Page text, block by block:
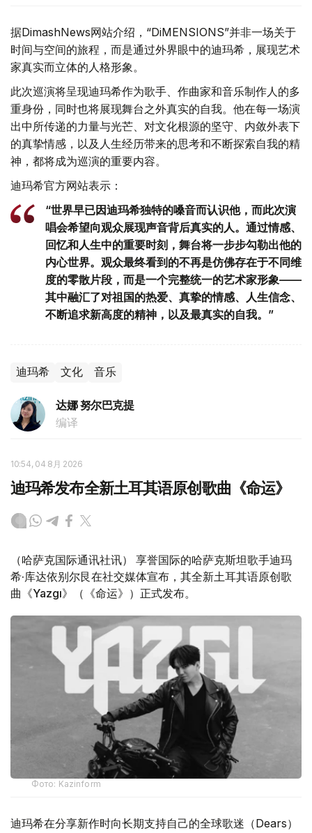
据DimashNews网站介绍，“DiMENSIONS”并非一场关于
时间与空间的旅程，而是通过外界眼中的迪玛希，展现艺术
家真实而立体的人格形象。
此次巡演将呈现迪玛希作为歌手、作曲家和音乐制作人的多
重身份，同时也将展现舞台之外真实的自我。他在每一场演
出中所传递的力量与光芒、对文化根源的坚守、内敛外表下
的真挚情感，以及人生经历带来的思考和不断探索自我的精
神，都将成为巡演的重要内容。
迪玛希官方网站表示：
“世界早已因迪玛希独特的嗓音而认识他，而此次演
唱会希望向观众展现声音背后真实的人。通过情感、
回忆和人生中的重要时刻，舞台将一步步勾勒出他的
内心世界。观众最终看到的不再是仿佛存在于不同维
度的零散片段，而是一个完整统一的艺术家形象——
其中融汇了对祖国的热爱、真挚的情感、人生信念、
不断追求新高度的精神，以及最真实的自我。”
迪玛希 文化 音乐
达娜 努尔巴克提
编译
10:54, 04 8月 2026
迪玛希发布全新土耳其语原创歌曲《命运》
（哈萨克国际通讯社讯） 享誉国际的哈萨克斯坦歌手迪玛
希·库达依别尔艮在社交媒体宣布，其全新土耳其语原创歌
曲《Yazgı》（《命运》）正式发布。
Фото: Kazinform
迪玛希在分享新作时向长期支持自己的全球歌迷（Dears）